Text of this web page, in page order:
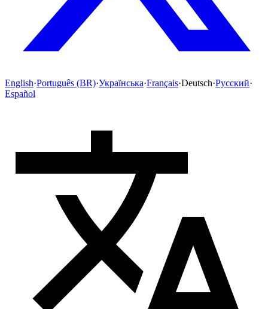
English·Português (BR)·Українська·Français·Deutsch·Русский·
Español